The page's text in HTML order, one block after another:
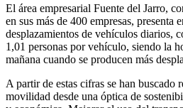
El área empresarial Fuente del Jarro,
en sus más de 400 empresas, presenta
desplazamientos de vehículos diarios,
1,01 personas por vehículo, siendo la
mañana cuando se producen más
A partir de estas cifras se han buscado
movilidad desde una óptica de